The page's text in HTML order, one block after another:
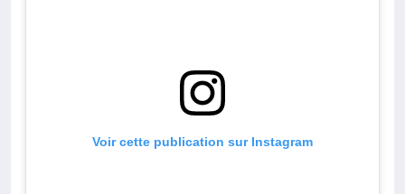
Voir cette publication sur Instagram